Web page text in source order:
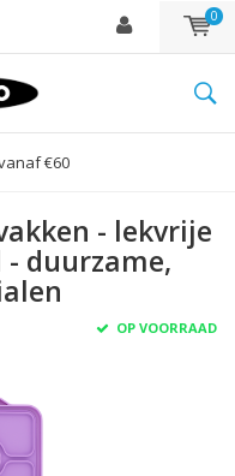
0
€60
- lekvrije
duurzame,
OP VOORRAAD